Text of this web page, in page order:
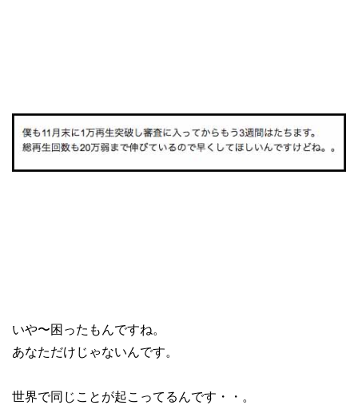
いや〜困ったもんですね。
あなただけじゃないんです。
世界で同じことが起こってるんです・・。